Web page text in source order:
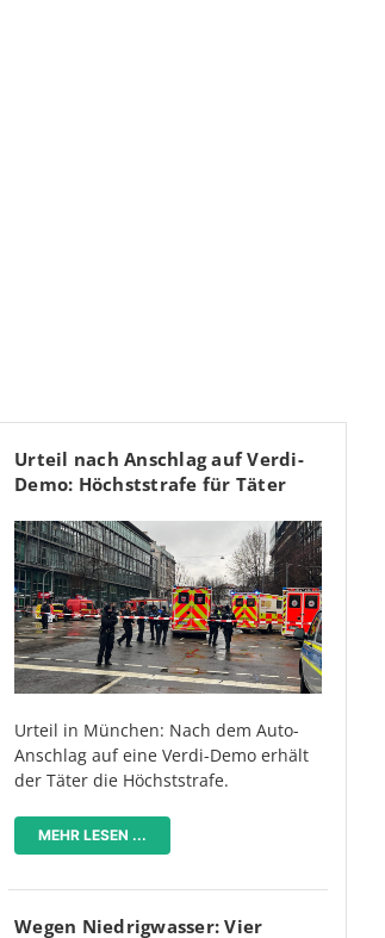
Urteil nach Anschlag auf Verdi-
Demo: Höchststrafe für Täter
Urteil in München: Nach dem Auto-
Anschlag auf eine Verdi-Demo erhält
der Täter die Höchststrafe.
MEHR LESEN ...
Wegen Niedrigwasser: Vier